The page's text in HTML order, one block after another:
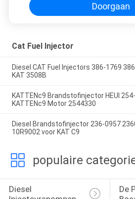
Doorgaan
Cat Fuel Injector
Diesel CAT Fuel Injectors 386-1769
KAT 3508B
KATTENc9 Brandstofinjector HEUI
KATTENc9 Motor 2544330
Diesel Brandstofinjector 236-0957
10R9002 voor KAT C9
populaire
Diesel
De